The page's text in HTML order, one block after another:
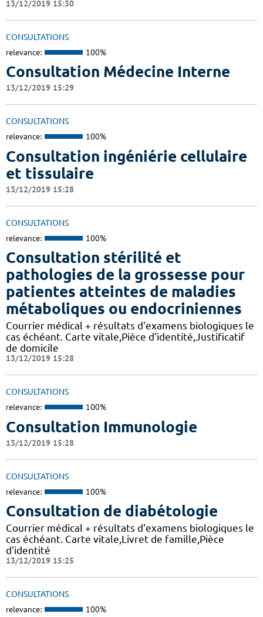
13/12/2019 15:30
CONSULTATIONS
relevance: 100%
Consultation Médecine Interne
13/12/2019 15:29
CONSULTATIONS
relevance: 100%
Consultation ingéniérie cellulaire
et tissulaire
13/12/2019 15:28
CONSULTATIONS
relevance: 100%
Consultation stérilité et
pathologies de la grossesse pour
patientes atteintes de maladies
métaboliques ou endocriniennes
Courrier médical + résultats d'examens biologiques le
cas échéant. Carte vitale,Pièce d'identité,Justificatif
de domicile
13/12/2019 15:28
CONSULTATIONS
relevance: 100%
Consultation Immunologie
13/12/2019 15:28
CONSULTATIONS
relevance: 100%
Consultation de diabétologie
Courrier médical + résultats d'examens biologiques le
cas échéant. Carte vitale,Livret de famille,Pièce
d'identité
13/12/2019 15:25
CONSULTATIONS
relevance: 100%